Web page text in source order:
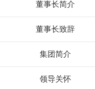
董事长简介
董事长致辞
集团简介
领导关怀